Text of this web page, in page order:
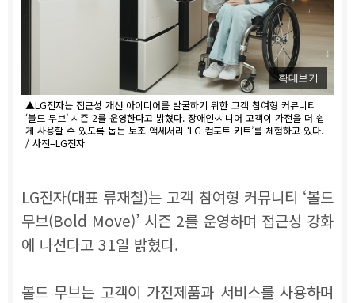
확대보기
▲LG전자는 접근성 개선 아이디어를 발굴하기 위한 고객 참여형 커뮤니티
‘볼드 무브’ 시즌 2를 운영한다고 밝혔다. 장애인·시니어 고객이 가전을 더 쉽
게 사용할 수 있도록 돕는 보조 액세서리 ‘LG 컴포트 키트’를 체험하고 있다.
/ 사진=LG전자
LG전자(대표 류재철)는 고객 참여형 커뮤니티 ‘볼드
무브(Bold Move)’ 시즌 2를 운영하며 접근성 강화
에 나선다고 31일 밝혔다.
볼드 무브는 고객이 가전제품과 서비스를 사용하며